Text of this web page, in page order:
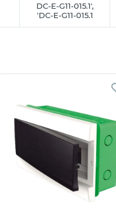
DC-E-G11-015.1',
'DC-E-G11-015.1
Vista rápida